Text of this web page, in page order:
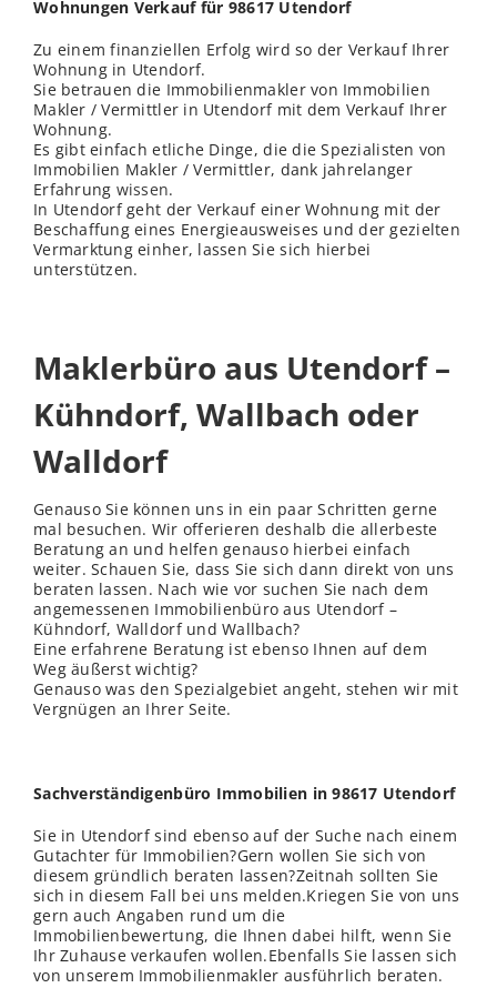
Wohnungen Verkauf für 98617 Utendorf
Zu einem finanziellen Erfolg wird so der Verkauf Ihrer
Wohnung in Utendorf.
Sie betrauen die Immobilienmakler von Immobilien
Makler / Vermittler in Utendorf mit dem Verkauf Ihrer
Wohnung.
Es gibt einfach etliche Dinge, die die Spezialisten von
Immobilien Makler / Vermittler, dank jahrelanger
Erfahrung wissen.
In Utendorf geht der Verkauf einer Wohnung mit der
Beschaffung eines Energieausweises und der gezielten
Vermarktung einher, lassen Sie sich hierbei
unterstützen.
Maklerbüro aus Utendorf –
Kühndorf, Wallbach oder
Walldorf
Genauso Sie können uns in ein paar Schritten gerne
mal besuchen. Wir offerieren deshalb die allerbeste
Beratung an und helfen genauso hierbei einfach
weiter. Schauen Sie, dass Sie sich dann direkt von uns
beraten lassen. Nach wie vor suchen Sie nach dem
angemessenen Immobilienbüro aus Utendorf –
Kühndorf, Walldorf und Wallbach?
Eine erfahrene Beratung ist ebenso Ihnen auf dem
Weg äußerst wichtig?
Genauso was den Spezialgebiet angeht, stehen wir mit
Vergnügen an Ihrer Seite.
Sachverständigenbüro Immobilien in 98617 Utendorf
Sie in Utendorf sind ebenso auf der Suche nach einem
Gutachter für Immobilien?Gern wollen Sie sich von
diesem gründlich beraten lassen?Zeitnah sollten Sie
sich in diesem Fall bei uns melden.Kriegen Sie von uns
gern auch Angaben rund um die
Immobilienbewertung, die Ihnen dabei hilft, wenn Sie
Ihr Zuhause verkaufen wollen.Ebenfalls Sie lassen sich
von unserem Immobilienmakler ausführlich beraten.